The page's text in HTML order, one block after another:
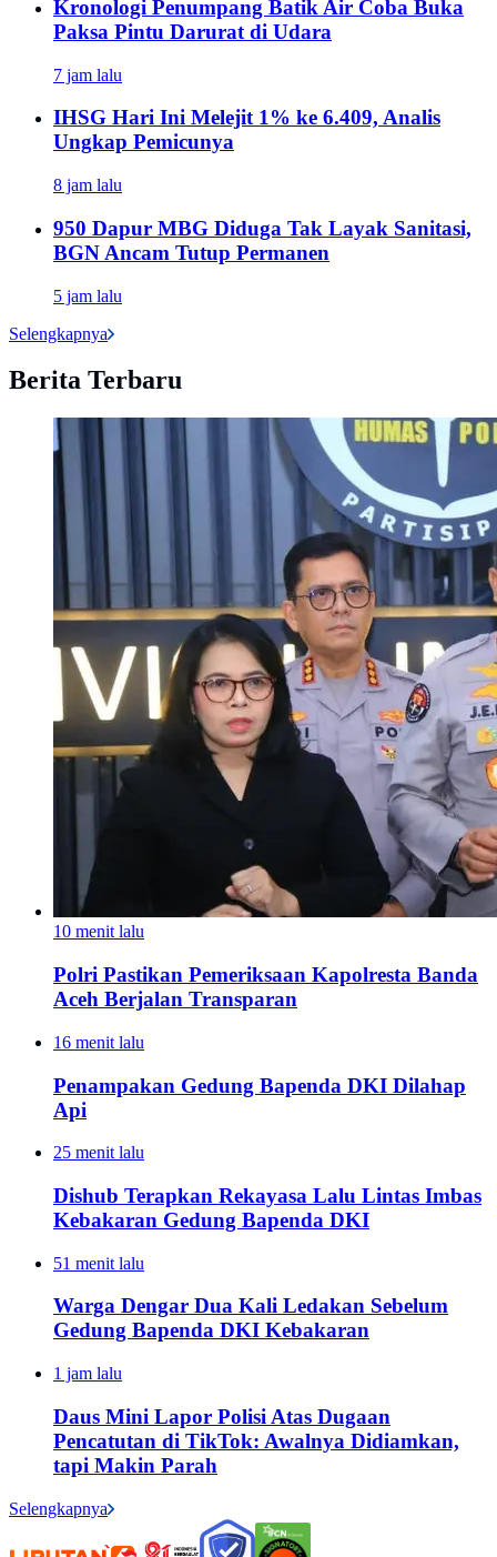
Kronologi Penumpang Batik Air Coba Buka
Paksa Pintu Darurat di Udara
7 jam lalu
IHSG Hari Ini Melejit 1% ke 6.409, Analis
Ungkap Pemicunya
8 jam lalu
950 Dapur MBG Diduga Tak Layak Sanitasi,
BGN Ancam Tutup Permanen
5 jam lalu
Selengkapnya
Berita Terbaru
10 menit lalu
Polri Pastikan Pemeriksaan Kapolresta Banda
Aceh Berjalan Transparan
16 menit lalu
Penampakan Gedung Bapenda DKI Dilahap
Api
25 menit lalu
Dishub Terapkan Rekayasa Lalu Lintas Imbas
Kebakaran Gedung Bapenda DKI
51 menit lalu
Warga Dengar Dua Kali Ledakan Sebelum
Gedung Bapenda DKI Kebakaran
1 jam lalu
Daus Mini Lapor Polisi Atas Dugaan
Pencatutan di TikTok: Awalnya Didiamkan,
tapi Makin Parah
Selengkapnya